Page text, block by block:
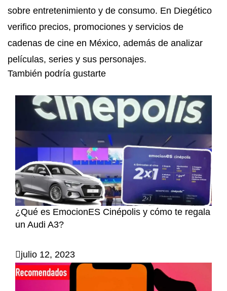
sobre entretenimiento y de consumo. En Diegético
verifico precios, promociones y servicios de
cadenas de cine en México, además de analizar
películas, series y sus personajes.
También podría gustarte
¿Qué es EmocionES Cinépolis y cómo te regala
un Audi A3?
julio 12, 2023